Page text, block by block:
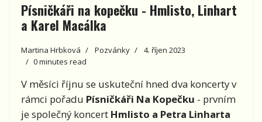
Písničkáři na kopečku - Hmlisto, Linhart
a Karel Macálka
Martina Hrbková Pozvánky
4. říjen 2023
0 minutes read
V měsíci říjnu se uskuteční hned dva koncerty v
rámci pořadu Písničkáři Na Kopečku - prvním
je společný koncert Hmlisto a Petra Linharta